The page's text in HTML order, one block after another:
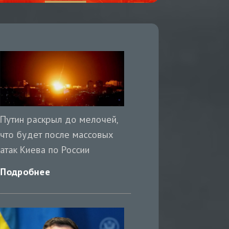
Путин раскрыл до мелочей,
что будет после массовых
атак Киева по России
Подробнее